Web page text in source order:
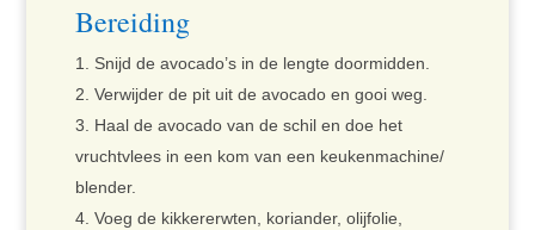
Bereiding
Snijd de avocado’s in de lengte doormidden.
Verwijder de pit uit de avocado en gooi weg.
Haal de avocado van de schil en doe het
vruchtvlees in een kom van een keukenmachine/
blender.
Voeg de kikkererwten, koriander, olijfolie,